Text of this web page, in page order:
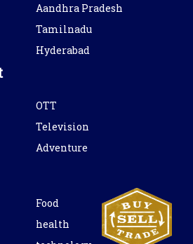
Aandhra Pradesh
Tamilnadu
Hyderabad
OTT
Television
Adventure
Food
health